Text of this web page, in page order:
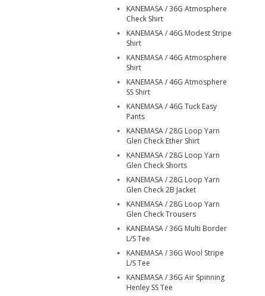
KANEMASA / 36G Atmosphere
Check Shirt
KANEMASA / 46G Modest Stripe
Shirt
KANEMASA / 46G Atmosphere
Shirt
KANEMASA / 46G Atmosphere
SS Shirt
KANEMASA / 46G Tuck Easy
Pants
KANEMASA / 28G Loop Yarn
Glen Check Ether Shirt
KANEMASA / 28G Loop Yarn
Glen Check Shorts
KANEMASA / 28G Loop Yarn
Glen Check 2B Jacket
KANEMASA / 28G Loop Yarn
Glen Check Trousers
KANEMASA / 36G Multi Border
L/S Tee
KANEMASA / 36G Wool Stripe
L/S Tee
KANEMASA / 36G Air Spinning
Henley SS Tee